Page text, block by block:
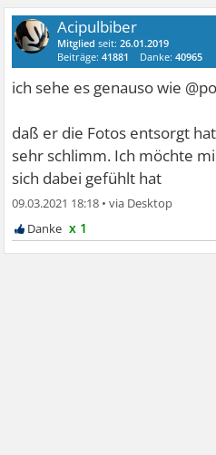
Acipulbiber
Mitglied seit:26.01.2019
Beiträge:41881 Danke:40965
ich sehe es genauso wie
daß er die Fotos entsorgt
sehr schlimm. Ich möchte
sich dabei gefühlt hat
09.03.2021 18:18 •
x 1